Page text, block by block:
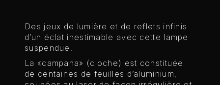
Des jeux de lumière et de reflets infinis
d’un éclat inestimable avec cette lampe
suspendue.
La «campana» (cloche) est constituée
de centaines de feuilles d’aluminium,